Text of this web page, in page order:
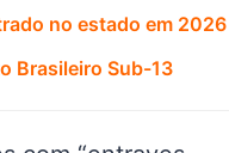
no estado em 2026
Brasileiro Sub-13